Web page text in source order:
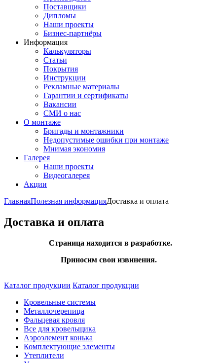
Поставщики
Дипломы
Наши проекты
Бизнес-партнёры
Информация
Калькуляторы
Статьи
Покрытия
Инструкции
Рекламные материалы
Гарантии и сертификаты
Вакансии
СМИ о нас
О монтаже
Бригады и монтажники
Недопустимые ошибки при монтаже
Мнимая экономия
Галерея
Наши проекты
Видеогалерея
Акции
ГлавнаяПолезная информацияДоставка и оплата
Доставка и оплата
Страница находится в разработке.
Приносим свои извинения.
Каталог продукции Каталог продукции
Кровельные системы
Металлочерепица
Фальцевая кровля
Все для кровельщика
Аэроэлемент конька
Комплектующие элементы
Утеплители